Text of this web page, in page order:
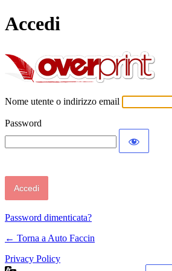
Accedi
Nome utente o indirizzo email
Password
Password dimenticata?
← Torna a Auto Faccin
Privacy Policy